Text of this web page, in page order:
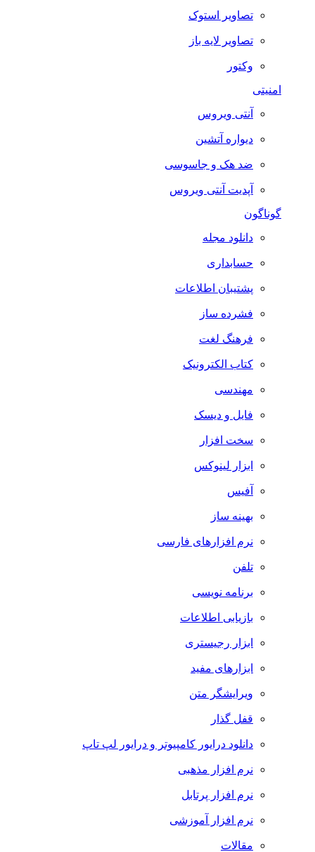
تصاویر استوک
تصاویر لایه باز
وکتور
امنیتی
آنتی ویروس
دیواره آتشین
ضد هک و جاسوسی
آپدیت آنتی ویروس
گوناگون
دانلود مجله
حسابداری
پشتیبان اطلاعات
فشرده ساز
فرهنگ لغت
کتاب الکترونیک
مهندسی
فایل و دیسک
سخت افزار
ابزار لینوکس
آفیس
بهینه ساز
نرم افزارهای فارسی
تلفن
برنامه نویسی
بازیابی اطلاعات
ابزار رجیستری
ابزارهای مفید
ویرایشگر متن
قفل گذار
دانلود درایور کامپیوتر و درایور لپ تاپ
نرم افزار مذهبی
نرم افزار پرتابل
نرم افزار آموزشی
مقالات